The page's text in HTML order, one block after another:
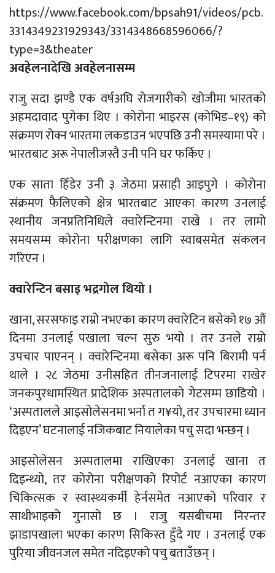
https://www.facebook.com/bpsah91/videos/pcb.
3314349231929343/3314348668596066/?
type=3&theater
अवहेलनादेखि अवहेलनासम्म
राजु सदा झण्डै एक वर्षअघि रोजगारीको खोजीमा भारतको
अहमदावाद पुगेका थिए । कोरोना भाइरस (कोभिड–१९) को
संक्रमण रोक्न भारतमा लकडाउन भएपछि उनी समस्यामा परे ।
भारतबाट अरू नेपालीजस्तै उनी पनि घर फर्किए ।
एक साता हिँडेर उनी ३ जेठमा प्रसाही आइपुगे । कोरोना
संक्रमण फैलिएको क्षेत्र भारतबाट आएका कारण उनलाई
स्थानीय जनप्रतिनिधिले क्वारेन्टिनमा राखे । तर लामो
समयसम्म कोरोना परीक्षणका लागि स्वाबसमेत संकलन
गरिएन ।
क्वारेन्टिन बसाइ भद्रगोल थियो ।
खाना, सरसफाइ राम्रो नभएका कारण क्वारेटिन बसेको १७ औं
दिनमा उनलाई पखाला चल्न सुरु भयो । तर उनले राम्रो
उपचार पाएनन् । क्वारेन्टिनमा बसेका अरू पनि बिरामी पर्न
थाले । २८ जेठमा उनीसहित तीनजनालाई टिपरमा राखेर
जनकपुरधामस्थित प्रादेशिक अस्पतालको गेटसम्म छाडियो ।
‘अस्पतालले आइसोलेसनमा भर्ना त ग¥यो, तर उपचारमा ध्यान
दिइएन’ घटनालाई नजिकबाट नियालेका पचु सदा भन्छन् ।
आइसोलेसन अस्पतालमा राखिएका उनलाई खाना त
दिइन्थ्यो, तर कोरोना परीक्षणको रिपोर्ट नआएका कारण
चिकित्सक र स्वास्थ्यकर्मी हेर्नसमेत नआएको परिवार र
साथीभाइको गुनासो छ । राजु यसबीचमा निरन्तर
झाडापखाला भएका कारण सिकिस्त हुँदै गए । उनलाई एक
पुरिया जीवनजल समेत नदिइएको पचु बताउँछन् ।